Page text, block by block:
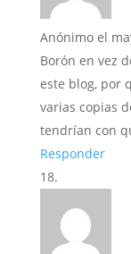
Anónimo el
Borón en vez
este blog, por
varias copias
tendrían con
Responder